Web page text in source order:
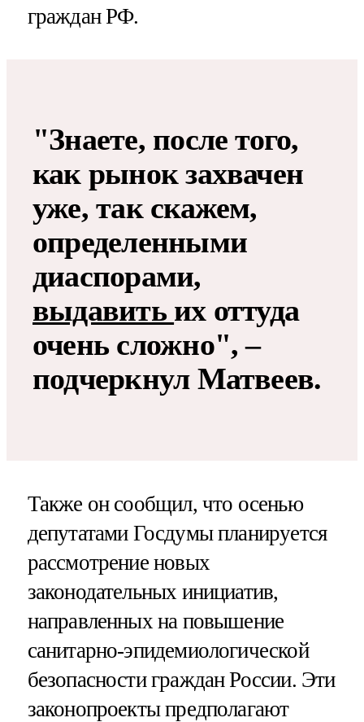
граждан РФ.
"Знаете, после того,
как рынок захвачен
уже, так скажем,
определенными
диаспорами,
выдавить их оттуда
очень сложно", –
подчеркнул Матвеев.
Также он сообщил, что осенью
депутатами Госдумы планируется
рассмотрение новых
законодательных инициатив,
направленных на повышение
санитарно-эпидемиологической
безопасности граждан России. Эти
законопроекты предполагают